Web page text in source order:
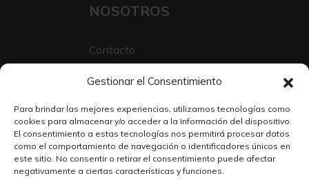
Gestionar el Consentimiento
Para brindar las mejores experiencias, utilizamos tecnologías como
cookies para almacenar y/o acceder a la información del dispositivo.
El consentimiento a estas tecnologías nos permitirá procesar datos
como el comportamiento de navegación o identificadores únicos en
este sitio. No consentir o retirar el consentimiento puede afectar
negativamente a ciertas características y funciones.
NOSOTROS
Contacto